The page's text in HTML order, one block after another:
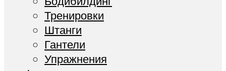
Тренировки
Штанги
Гантели
Упражнения